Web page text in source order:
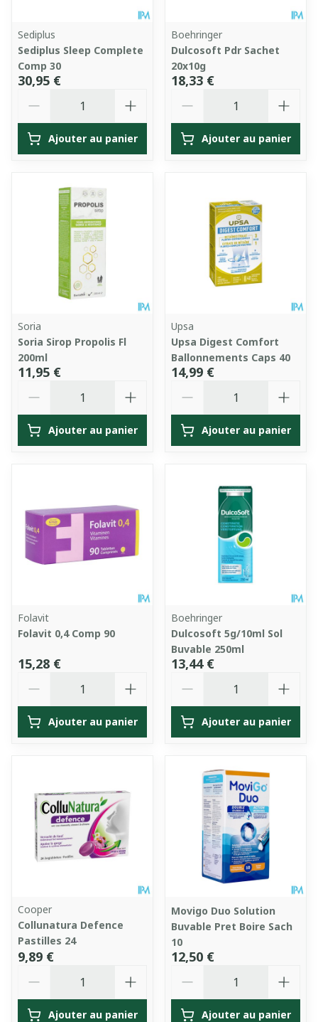
Sediplus
Sediplus Sleep Complete
Comp 30
30,95 €
Ajouter au panier
Boehringer
Dulcosoft Pdr Sachet
20x10g
18,33 €
Ajouter au panier
Soria
Soria Sirop Propolis Fl
200ml
11,95 €
Ajouter au panier
Upsa
Upsa Digest Comfort
Ballonnements Caps 40
14,99 €
Ajouter au panier
Folavit
Folavit 0,4 Comp 90
15,28 €
Ajouter au panier
Boehringer
Dulcosoft 5g/10ml Sol
Buvable 250ml
13,44 €
Ajouter au panier
Cooper
Collunatura Defence
Pastilles 24
9,89 €
Ajouter au panier
Movigo Duo Solution
Buvable Pret Boire Sach
10
12,50 €
Ajouter au panier